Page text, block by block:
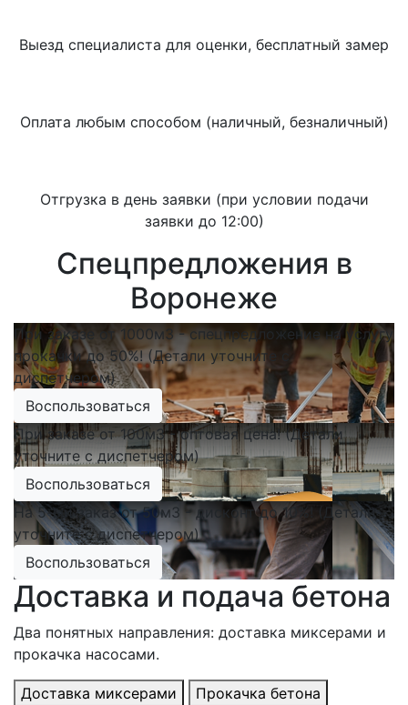
Выезд специалиста для оценки, бесплатный замер
Оплата любым способом (наличный, безналичный)
Отгрузка в день заявки (при условии подачи
заявки до 12:00)
Спецпредложения в
Воронеже
При заказе от 1000м3 - спецпредложение на услугу
прокачки до 50%! (Детали уточните с
диспетчером)
Воспользоваться
При заказе от 100м3 - оптовая цена! (Детали
уточните с диспетчером)
Воспользоваться
На 5-ый заказ от 50м3 - дисконт до 10%! (Детали
уточните с диспетчером)
Воспользоваться
Доставка и подача бетона
Два понятных направления: доставка миксерами и
прокачка насосами.
Доставка миксерами Прокачка бетона